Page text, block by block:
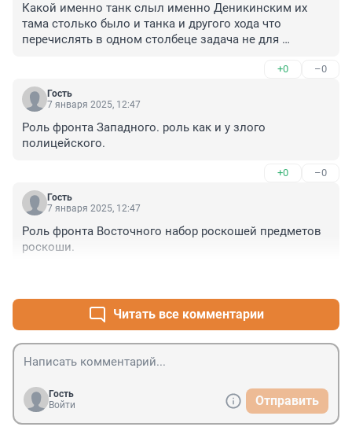
Какой именно танк слыл именно Деникинским их
тама столько было и танка и другого хода что
перечислять в одном столбеце задача не для
+0 –0
Гость
7 января 2025, 12:47
Роль фронта Западного. роль как и у злого
полицейского.
+0 –0
Гость
7 января 2025, 12:47
Роль фронта Восточного набор роскошей предметов
роскоши.
Читать все комментарии
Гость
Войти
Отправить